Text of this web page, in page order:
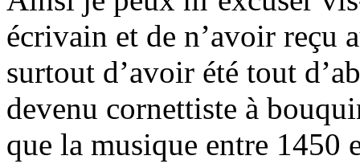
écrivain et de n’avoir reçu
surtout d’avoir été tout
devenu cornettiste à
que la musique entre 1450